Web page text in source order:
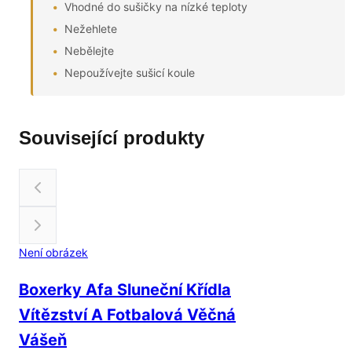
Vhodné do sušičky na nízké teploty
Nežehlete
Nebělejte
Nepoužívejte sušicí koule
Související produkty
Není obrázek
Boxerky Afa Sluneční Křídla
Vítězství A Fotbalová Věčná
Vášeň